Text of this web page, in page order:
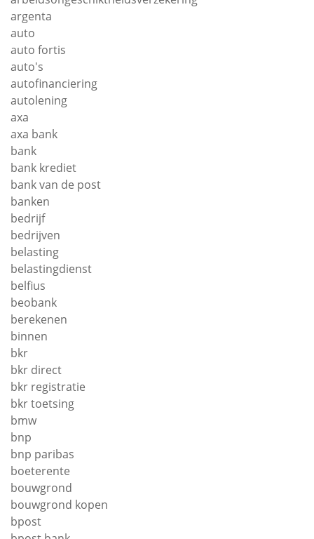
argenta
auto
auto fortis
auto's
autofinanciering
autolening
axa
axa bank
bank
bank krediet
bank van de post
banken
bedrijf
bedrijven
belasting
belastingdienst
belfius
beobank
berekenen
binnen
bkr
bkr direct
bkr registratie
bkr toetsing
bmw
bnp
bnp paribas
boeterente
bouwgrond
bouwgrond kopen
bpost